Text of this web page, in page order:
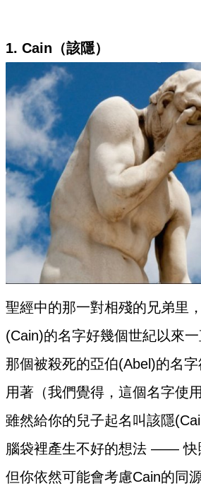
1. Cain（該隱）
聖經中的那一對相殘的兄弟里
(Cain)的名字好幾個世紀以來
那個被殺死的亞伯(Abel)的名
用著（我們覺得，這個名字使
雖然給你的兒子起名叫該隱
腦袋裡產生不好的想法 ——
但你依然可能會考慮Cain的同